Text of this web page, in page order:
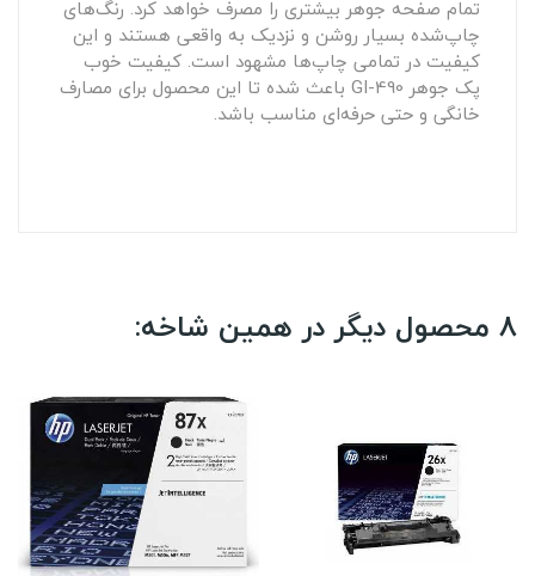
تمام صفحه جوهر بیشتری را مصرف خواهد کرد. رنگ‌های
چاپ‌شده بسیار روشن و نزدیک به واقعی هستند و این
کیفیت در تمامی چاپ‌ها مشهود است. کیفیت خوب
پک جوهر GI-490 باعث شده تا این محصول برای مصارف
خانگی و حتی حرفه‌ای مناسب باشد.
8 محصول دیگر در همین شاخه: